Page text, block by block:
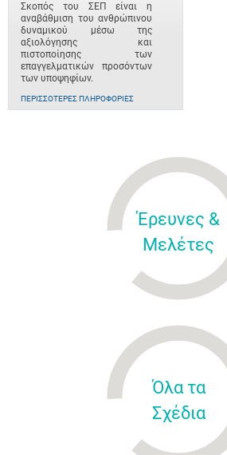
Σκοπός του ΣΕΠ είναι η
αναβάθμιση του ανθρώπινου
δυναμικού μέσω της
αξιολόγησης και
πιστοποίησης των
επαγγελματικών προσόντων
των υποψηφίων.
ΠΕΡΙΣΣΌΤΕΡΕΣ ΠΛΗΡΟΦΟΡΊΕΣ
Έρευνες &
Μελέτες
Όλα τα
Σχέδια